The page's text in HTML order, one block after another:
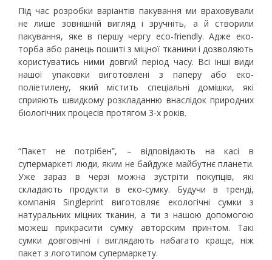
Під час розробки варіантів пакування ми враховували
не лише зовнішній вигляд і зручніть, а й створили
пакування, яке в першу чергу eco-friendly. Адже еко-
торба або ранець пошиті з міцної тканини і дозволяють
користуватись ними довгий період часу. Всі інші види
нашої упаковки виготовлені з паперу або еко-
поліетилену, який містить спеціальні домішки, які
сприяють швидкому розкладанню внаслідок природних
біологічних процесів протягом 3-х років.
“Пакет не потрібен”, – відповідають на касі в
супермаркеті люди, яким не байдуже майбутнє планети.
Уже зараз в черзі можна зустріти покупців, які
складають продукти в еко-сумку. Будучи в тренді,
компанія Singleprint виготовляє екологічні сумки з
натуральних міцних тканин, а ти з нашою допомогою
можеш прикрасити сумку авторским принтом. Такі
сумки довговічні і виглядають набагато краще, ніж
пакет з логотипом супермаркету.